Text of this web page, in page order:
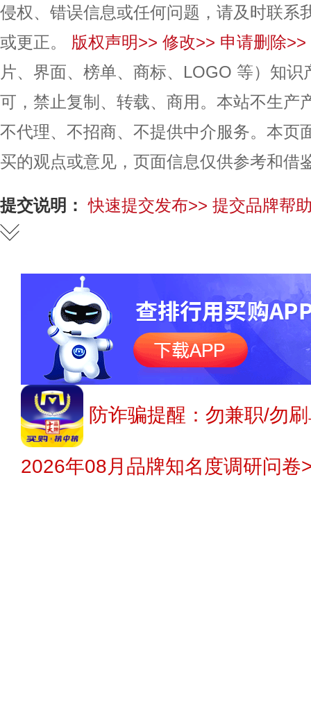
侵权、错误信息或任何问题，请及时联系
或更正。
版权声明>> 修改>> 申请删除>>
片、界面、榜单、商标、LOGO 等）知
可，禁止复制、转载、商用。本站不生产
不代理、不招商、不提供中介服务。本页
买的观点或意见，页面信息仅供参考和借
提交说明： 快速提交发布>> 提交品牌帮
防诈骗提醒：勿兼职/勿
2026年08月品牌知名度调研问卷